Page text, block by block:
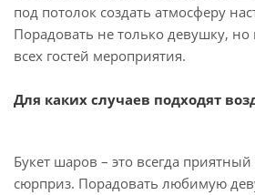
под потолок создать атмосферу
Порадовать не только девушку,
всех гостей мероприятия.
Для каких случаев подходят
Букет шаров – это всегда
сюрприз. Порадовать любимую